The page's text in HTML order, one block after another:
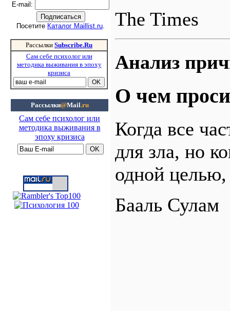
E-mail :
Посетите Каталог Maillist.ru.
Рассылки Subscribe.Ru
Сам себе психолог или
методика выживания в эпоху
кризиса
Рассылки@Mail.ru
Сам себе психолог или
методика выживания в
эпоху кризиса
The Times
Анализ
О чем
Когда все
для зла, но
одной целью,
Бааль Сулам